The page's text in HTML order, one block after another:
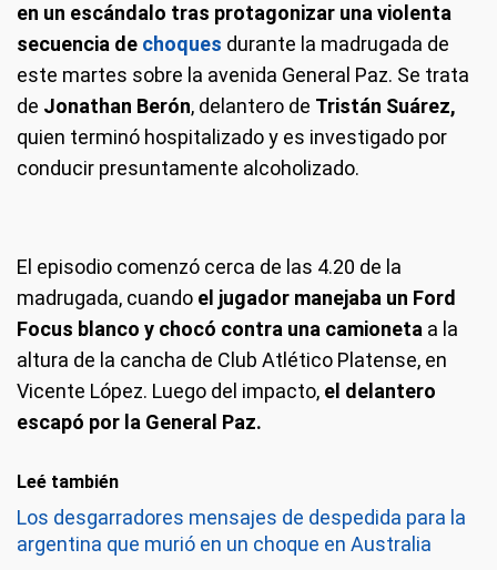
en un escándalo tras protagonizar una violenta
secuencia de choques durante la madrugada de
este martes sobre la avenida General Paz. Se trata
de Jonathan Berón, delantero de Tristán Suárez,
quien terminó hospitalizado y es investigado por
conducir presuntamente alcoholizado.
El episodio comenzó cerca de las 4.20 de la
madrugada, cuando el jugador manejaba un Ford
Focus blanco y chocó contra una camioneta a la
altura de la cancha de Club Atlético Platense, en
Vicente López. Luego del impacto, el delantero
escapó por la General Paz.
Leé también
Los desgarradores mensajes de despedida para la
argentina que murió en un choque en Australia